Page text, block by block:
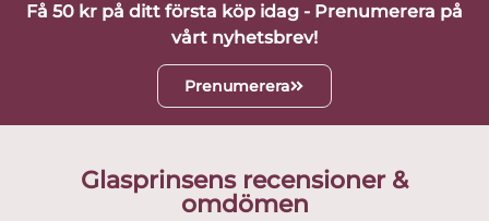
Få 50 kr på ditt första köp idag - Prenumerera på
vårt nyhetsbrev!
Prenumerera
Glasprinsens recensioner &
omdömen